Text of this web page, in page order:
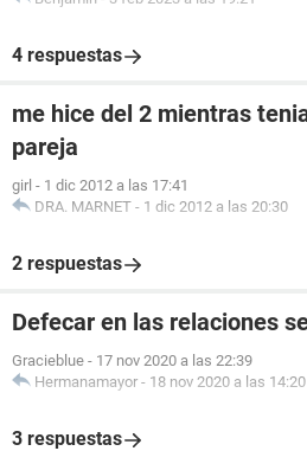
4 respuestas
me hice del 2 mientras
pareja
girl - 1 dic 2012 a las 17:41
DRA. MARNET - 1 dic 2012 a las 20:30
2 respuestas
Defecar en las relaciones
Gracieblue - 17 nov 2020 a las 22:39
Hermanamayor - 18 nov 2020 a las 14:20
3 respuestas